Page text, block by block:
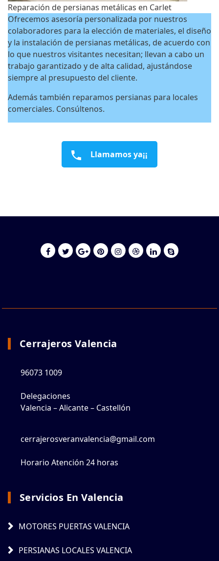
Reparación de persianas metálicas en Carlet
Ofrecemos asesoría personalizada por nuestros
colaboradores para la elección de materiales, el diseño
y la instalación de persianas metálicas, de acuerdo con
lo que nuestros visitantes necesitan; llevan a cabo un
trabajo garantizado y de alta calidad, ajustándose
siempre al presupuesto del cliente.
Además también reparamos persianas para locales
comerciales. Consúltenos.
Llamamos ya¡¡
Cerrajeros Valencia
96073 1009
Delegaciones
Valencia – Alicante – Castellón
cerrajerosveranvalencia@gmail.com
Horario Atención 24 horas
Servicios En Valencia
MOTORES PUERTAS VALENCIA
PERSIANAS LOCALES VALENCIA